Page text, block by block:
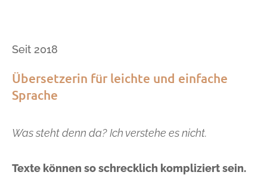
Seit 2018
Übersetzerin fürleichte und einfache
Sprache
Was steht denn da? Ich verstehe es nicht.
Texte können so schrecklich kompliziert sein.